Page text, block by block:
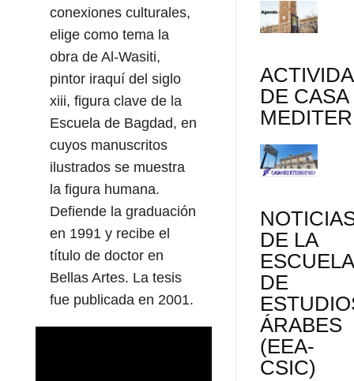
conexiones culturales,
elige como tema la
obra de Al-Wasiti,
pintor iraquí del siglo
xiii, figura clave de la
Escuela de Bagdad, en
cuyos manuscritos
ilustrados se muestra
la figura humana.
Defiende la graduación
en 1991 y recibe el
título de doctor en
Bellas Artes. La tesis
fue publicada en 2001.
DE CASA
DE LA
ESCUELA
DE
ÁRABES
(EEA-
CSIC)